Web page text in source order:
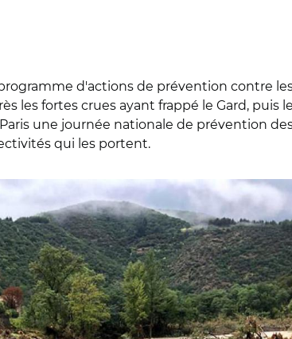
d'actions de prévention contre
les fortes crues ayant frappé le Gard, puis
une journée nationale de prévention
qui les portent.